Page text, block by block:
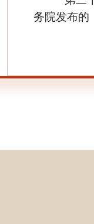
务院发布的